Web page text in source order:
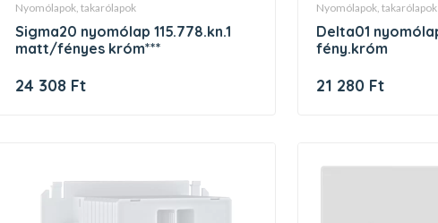
nyomólapok, takarólapok
sigma20 nyomólap 115.778.kn.1
matt/fényes króm***
24 308 Ft
nyomólapok, takarólapok
delta01 nyomólap 115.107.21.1
fény.króm
21 280 Ft